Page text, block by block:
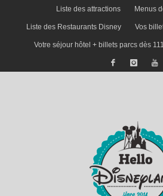
Liste des attractions Menus
Liste des Restaurants Disney Vos
Votre séjour hôtel + billets parcs dès